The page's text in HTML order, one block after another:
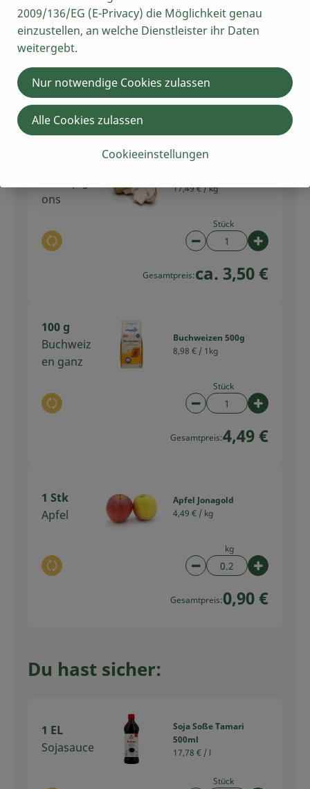
200 g
Wirsing
Auswahl ändern
gefunden
ons
Auswahl ändern
17,49 € /kg
Stück
Artikelanzahl
Gesamtpreis:ca. 3,50 €
100 g
Buchweiz
en ganz
Auswahl ändern
Buchweizen 500g
8,98 € / 1kg
Stück
Artikelanzahl
Gesamtpreis:4,49 €
1 Stk
Apfel
Auswahl ändern
Apfel Jonagold
4,49 € / kg
kg
Artikelanzahl
Gesamtpreis:0,90 €
Du hast sicher:
1 EL
Sojasauce
Soja Soße Tamari
500ml
17,78 € / l
Stück
2009/136/EG (E-Privacy) die Möglichkeit genau
einzustellen, an welche Dienstleister ihr Daten
weitergebt.
Cookieeinstellungen
Nur notwendige Cookies zulassen
Alle Cookies zulassen